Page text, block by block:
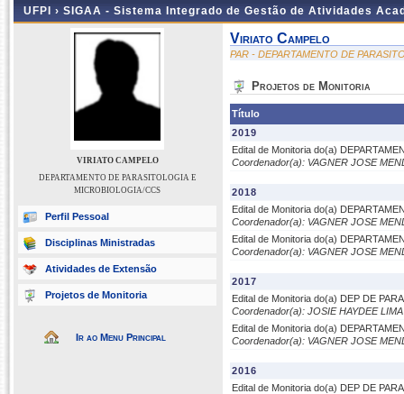
UFPI › SIGAA - Sistema Integrado de Gestão de Atividades
VIRIATO CAMPELO
DEPARTAMENTO DE PARASITOLOGIA E
MICROBIOLOGIA/CCS
Perfil Pessoal
Disciplinas Ministradas
Atividades de Extensão
Projetos de Monitoria
Ir ao Menu Principal
Viriato Campelo
PAR - DEPARTAMENTO DE
Projetos de Monitoria
Título
2019
Edital de Monitoria do(a)
Coordenador(a): VAGNER JOSE
2018
Edital de Monitoria do(a)
Coordenador(a): VAGNER JOSE
Edital de Monitoria do(a)
Coordenador(a): VAGNER JOSE
2017
Edital de Monitoria do(a) DEP DE
Coordenador(a): JOSIE HAYDEE
Edital de Monitoria do(a)
Coordenador(a): VAGNER JOSE
2016
Edital de Monitoria do(a) DEP DE